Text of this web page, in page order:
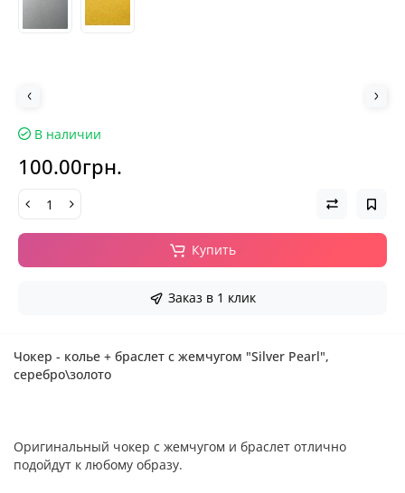
В наличии
100.00грн.
Купить
Заказ в 1 клик
Чокер - колье + браслет с жемчугом "Silver Pearl",
серебро\золото
Оригинальный чокер с жемчугом и браслет отлично
подойдут к любому образу.